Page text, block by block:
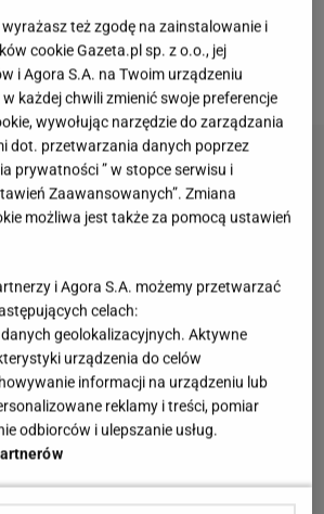
klimat loftu można
do małego mieszkania w bloku i
wyrażasz też zgodę na zainstalowanie i
cookie Gazeta.pl sp. z o.o., jej
i Agora S.A. na Twoim urządzeniu
każdej chwili zmienić swoje preferencje
wywołując narzędzie do zarządzania
dot. przetwarzania danych poprzez
prywatności ” w stopce serwisu i
Zaawansowanych”. Zmiana
możliwa jest także za pomocą ustawień
i Agora S.A. możemy przetwarzać
celach:
danych geolokalizacyjnych. Aktywne
urządzenia do celów
informacji na urządzeniu lub
reklamy i treści, pomiar
odbiorców i ulepszanie usług.